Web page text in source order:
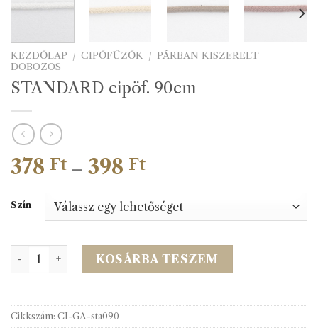
KEZDŐLAP / CIPŐFŰZŐK / PÁRBAN KISZERELT
DOBOZOS
STANDARD cipöf. 90cm
378 Ft – 398 FtÁrtartomány:
-
398 Ft
Szín
STANDARD cipöf. 90cm mennyiség
KOSÁRBA TESZEM
Cikkszám: CI-GA-sta090